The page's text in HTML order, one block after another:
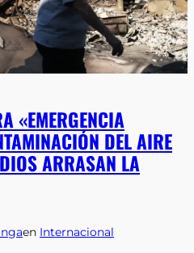
«EMERGENCIA
DEL AIRE
ARRASAN LA
en Internacional